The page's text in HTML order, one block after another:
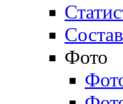
Состав
Фото